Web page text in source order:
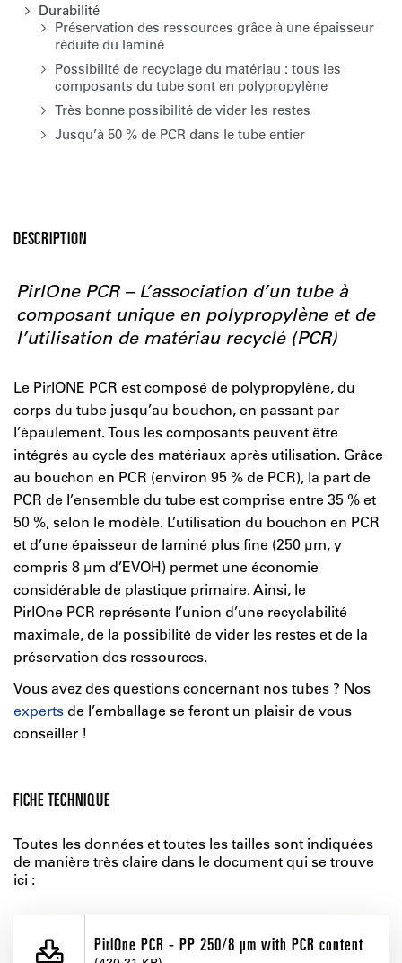
Durabilité
Préservation des ressources grâce à une épaisseur
réduite du laminé
Possibilité de recyclage du matériau : tous les
composants du tube sont en polypropylène
Très bonne possibilité de vider les restes
Jusqu’à 50 % de PCR dans le tube entier
DESCRIPTION
PirlOne PCR – L’association d’un tube à
composant unique en polypropylène et de
l’utilisation de matériau recyclé (PCR)
Le PirlONE PCR est composé de polypropylène, du
corps du tube jusqu’au bouchon, en passant par
l’épaulement. Tous les composants peuvent être
intégrés au cycle des matériaux après utilisation. Grâce
au bouchon en PCR (environ 95 % de PCR), la part de
PCR de l’ensemble du tube est comprise entre 35 % et
50 %, selon le modèle. L’utilisation du bouchon en PCR
et d’une épaisseur de laminé plus fine (250 µm, y
compris 8 µm d’EVOH) permet une économie
considérable de plastique primaire. Ainsi, le
PirlOne PCR représente l’union d’une recyclabilité
maximale, de la possibilité de vider les restes et de la
préservation des ressources.
Vous avez des questions concernant nos tubes ? Nos
experts de l’emballage se feront un plaisir de vous
conseiller !
FICHE TECHNIQUE
Toutes les données et toutes les tailles sont indiquées
de manière très claire dans le document qui se trouve
ici :
PirlOne PCR - PP 250/8 µm with PCR content